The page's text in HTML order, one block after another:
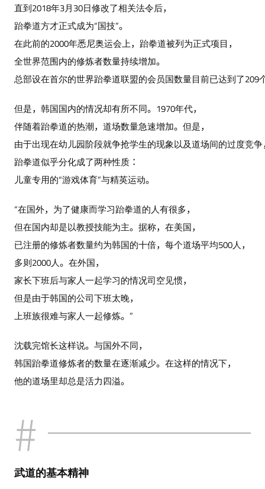
直到2018年3月30日修改了相关法令后，
跆拳道方才正式成为“国技”。
在此前的2000年悉尼奥运会上，跆拳道被列为正式项目，
全世界范围内的修炼者数量持续增加。
总部设在首尔的世界跆拳道联盟的会员国数量目前已达到了209
但是，韩国国内的情况却有所不同。1970年代，
伴随着跆拳道的热潮，道场数量急速增加。但是，
由于出现在幼儿园阶段就争抢学生的现象以及道场间的过度竞
跆拳道似乎分化成了两种性质：
儿童专用的“游戏体育”与精英运动。
“在国外，为了健康而学习跆拳道的人有很多，
但在国内却是以教授技能为主。据称，在美国，
已注册的修炼者数量约为韩国的十倍，每个道场平均500人，
多则2000人。在外国，
家长下班后与家人一起学习的情况司空见惯，
但是由于韩国的公司下班太晚，
上班族很难与家人一起修炼。”
沈载完馆长这样说。与国外不同，
韩国跆拳道修炼者的数量在逐渐减少。在这样的情况下，
他的道场里却总是活力四溢。
武道的基本精神